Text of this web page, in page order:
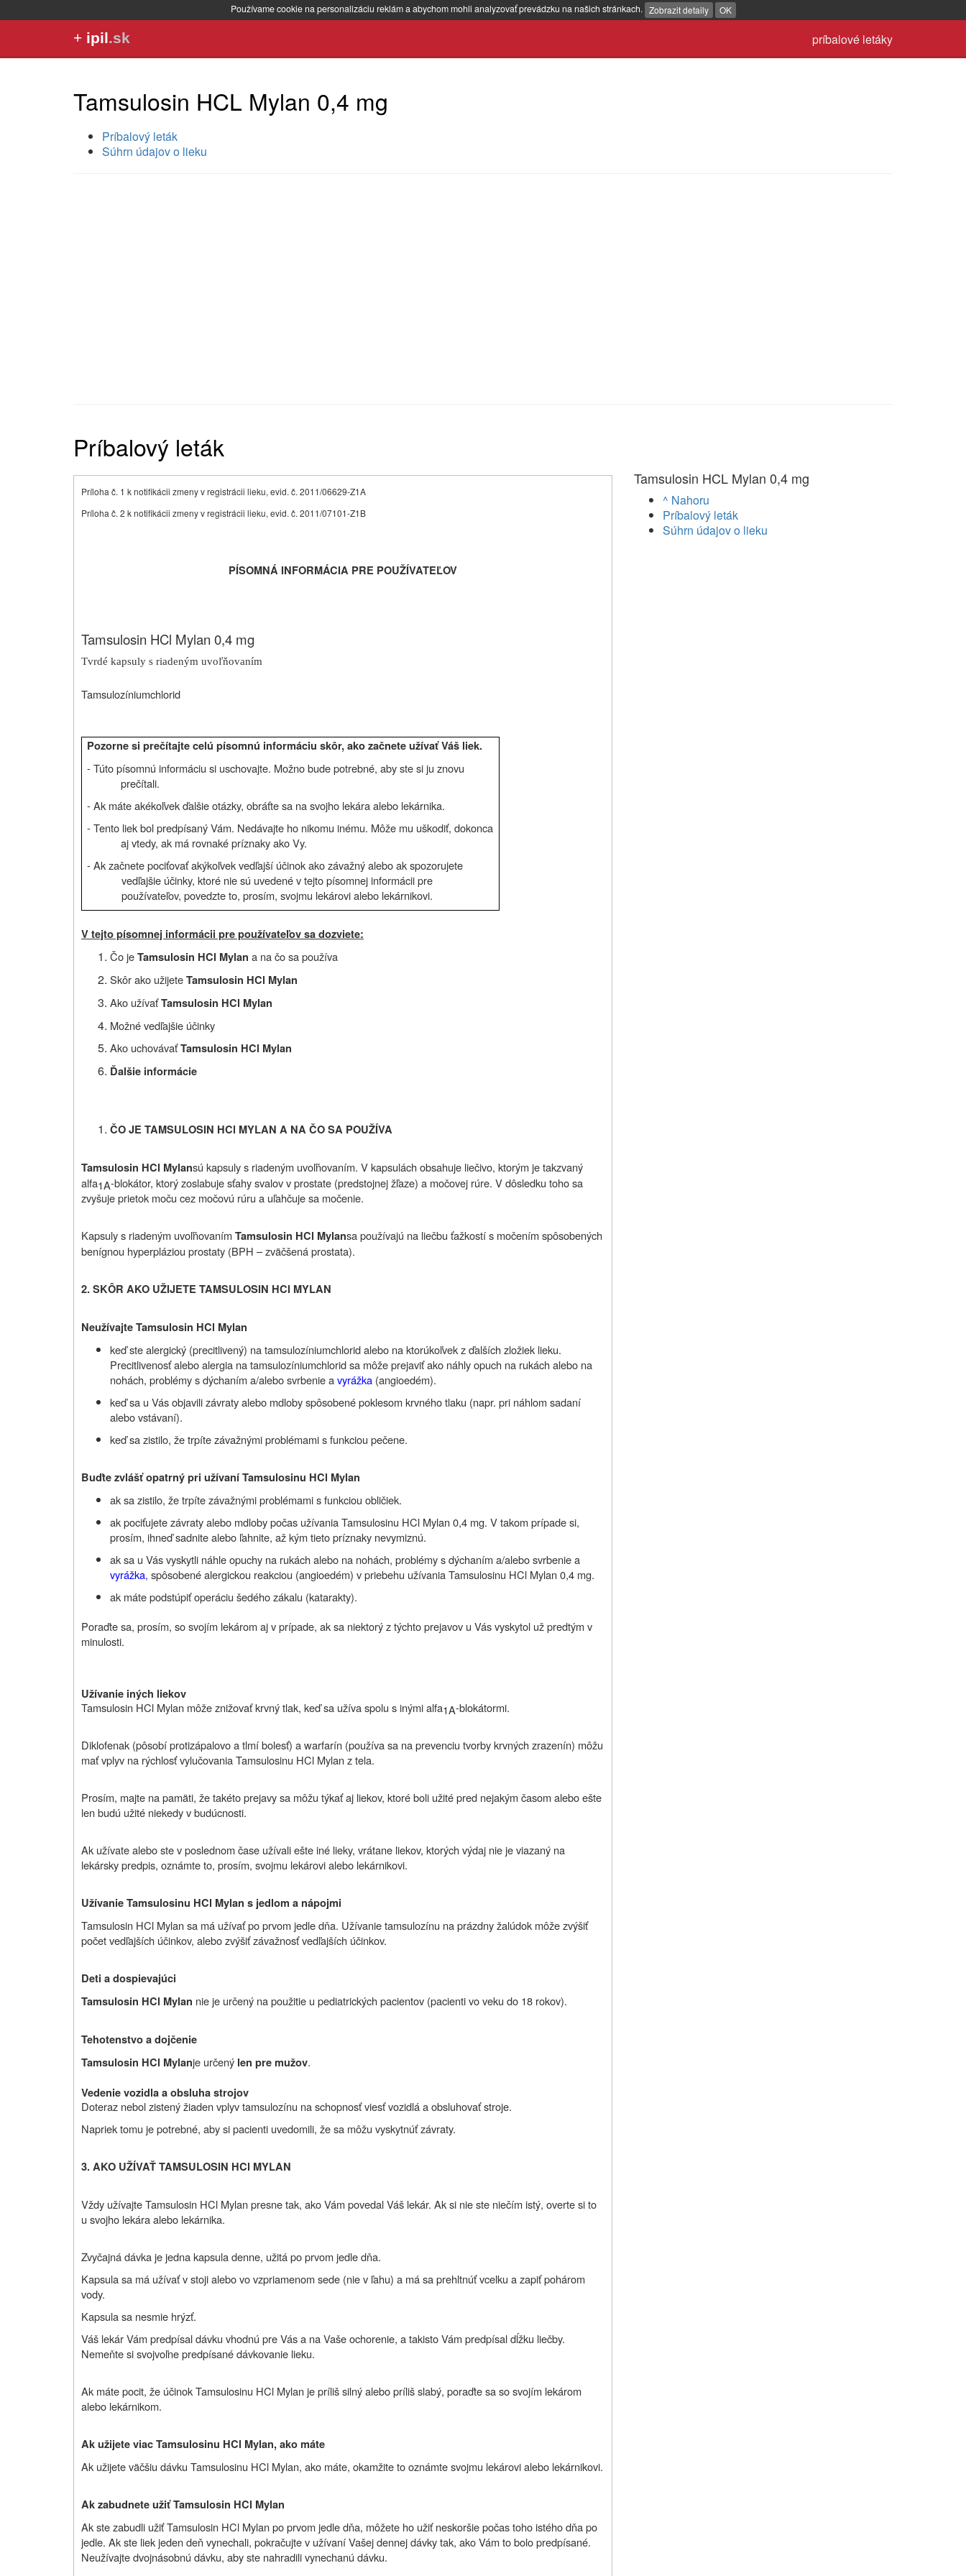
Používame cookie na personalizáciu reklám a abychom mohli analyzovať prevádzku na našich stránkach. Zobrazit detaily OK
príbalové letáky
+ ipil.sk
Tamsulosin HCL Mylan 0,4 mg
Príbalový leták
Súhrn údajov o lieku
Príbalový leták
Príloha č. 1 k notifikácii zmeny v registrácii lieku, evid. č. 2011/06629-Z1A
Príloha č. 2 k notifikácii zmeny v registrácii lieku, evid. č. 2011/07101-Z1B
PÍSOMNÁ INFORMÁCIA PRE POUŽÍVATEĽOV
Tamsulosin HCl Mylan 0,4 mg
Tvrdé kapsuly s riadeným uvoľňovaním
Tamsulozíniumchlorid
Pozorne si prečítajte celú písomnú informáciu skôr, ako začnete užívať Váš liek.
- Túto písomnú informáciu si uschovajte. Možno bude potrebné, aby ste si ju znovu
prečítali.
- Ak máte akékoľvek ďalšie otázky, obráťte sa na svojho lekára alebo lekárnika.
- Tento liek bol predpísaný Vám. Nedávajte ho nikomu inému. Môže mu uškodiť, dokonca
aj vtedy, ak má rovnaké príznaky ako Vy.
- Ak začnete pociťovať akýkoľvek vedľajší účinok ako závažný alebo ak spozorujete
vedľajšie účinky, ktoré nie sú uvedené v tejto písomnej informácii pre
používateľov, povedzte to, prosím, svojmu lekárovi alebo lekárnikovi.
V tejto písomnej informácii pre používateľov sa dozviete:
Čo jeTamsulosin HCl Mylan a na čo sa používa
Skôr ako užijeteTamsulosin HCl Mylan
Ako užívaťTamsulosin HCl Mylan
Možné vedľajšie účinky
Ako uchovávaťTamsulosin HCl Mylan
Ďalšie informácie
ČO JE TAMSULOSIN HCl MYLAN A NA ČO SA POUŽÍVA
Tamsulosin HCl Mylansú kapsuly s riadeným uvoľňovaním. V kapsulách obsahuje liečivo, ktorým je takzvaný
alfa1A-blokátor, ktorý zoslabuje sťahy svalov v prostate (predstojnej žľaze) a močovej rúre. V dôsledku toho sa
zvyšuje prietok moču cez močovú rúru a uľahčuje sa močenie.
Kapsuly s riadeným uvoľňovanímTamsulosin HCl Mylansa používajú na liečbu ťažkostí s močením spôsobených
benígnou hyperpláziou prostaty (BPH – zväčšená prostata).
2. SKÔR AKO UŽIJETE TAMSULOSIN HCl MYLAN
Neužívajte Tamsulosin HCl Mylan
keď ste alergický (precitlivený) na tamsulozíniumchlorid alebo na ktorúkoľvek z ďalších zložiek lieku.
Precitlivenosť alebo alergia na tamsulozíniumchlorid sa môže prejaviť ako náhly opuch na rukách alebo na
nohách, problémy s dýchaním a/alebo svrbenie avyrážka (angioedém).
keď sa u Vás objavili závraty alebo mdloby spôsobené poklesom krvného tlaku (napr. pri náhlom sadaní
alebo vstávaní).
keď sa zistilo, že trpíte závažnými problémami s funkciou pečene.
Buďte zvlášť opatrný pri užívaní Tamsulosinu HCl Mylan
ak sa zistilo, že trpíte závažnými problémami s funkciou obličiek.
ak pociťujete závraty alebo mdloby počas užívania Tamsulosinu HCl Mylan 0,4 mg. V takom prípade si,
prosím, ihneď sadnite alebo ľahnite, až kým tieto príznaky nevymiznú.
ak sa u Vás vyskytli náhle opuchy na rukách alebo na nohách, problémy s dýchaním a/alebo svrbenie a
vyrážka, spôsobené alergickou reakciou (angioedém) v priebehu užívania Tamsulosinu HCl Mylan 0,4 mg.
ak máte podstúpiť operáciu šedého zákalu (katarakty).
Poraďte sa, prosím, so svojím lekárom aj v prípade, ak sa niektorý z týchto prejavov u Vás vyskytol už predtým v
minulosti.
Užívanie iných liekov
Tamsulosin HCl Mylan môže znižovať krvný tlak, keď sa užíva spolu s inými alfa1A-blokátormi.
Diklofenak (pôsobí protizápalovo a tlmí bolesť) a warfarín (používa sa na prevenciu tvorby krvných zrazenín) môžu
mať vplyv na rýchlosť vylučovania Tamsulosinu HCl Mylan z tela.
Prosím, majte na pamäti, že takéto prejavy sa môžu týkať aj liekov, ktoré boli užité pred nejakým časom alebo ešte
len budú užité niekedy v budúcnosti.
Ak užívate alebo ste v poslednom čase užívali ešte iné lieky, vrátane liekov, ktorých výdaj nie je viazaný na
lekársky predpis, oznámte to, prosím, svojmu lekárovi alebo lekárnikovi.
Užívanie Tamsulosinu HCl Mylan s jedlom a nápojmi
Tamsulosin HCl Mylan sa má užívať po prvom jedle dňa. Užívanie tamsulozínu na prázdny žalúdok môže zvýšiť
počet vedľajších účinkov, alebo zvýšiť závažnosť vedľajších účinkov.
Deti a dospievajúci
Tamsulosin HCl Mylan nie je určený na použitie u pediatrických pacientov (pacienti vo veku do 18 rokov).
Tehotenstvo a dojčenie
Tamsulosin HCl Mylanje určený len pre mužov.
Vedenie vozidla a obsluha strojov
Doteraz nebol zistený žiaden vplyv tamsulozínu na schopnosť viesť vozidlá a obsluhovať stroje.
Napriek tomu je potrebné, aby si pacienti uvedomili, že sa môžu vyskytnúť závraty.
3. AKO UŽÍVAŤ TAMSULOSIN HCl MYLAN
Vždy užívajte Tamsulosin HCl Mylan presne tak, ako Vám povedal Váš lekár. Ak si nie ste niečím istý, overte si to
u svojho lekára alebo lekárnika.
Zvyčajná dávka je jedna kapsula denne, užitá po prvom jedle dňa.
Kapsula sa má užívať v stoji alebo vo vzpriamenom sede (nie v ľahu) a má sa prehltnúť vcelku a zapiť pohárom
vody.
Kapsula sa nesmie hrýzť.
Váš lekár Vám predpísal dávku vhodnú pre Vás a na Vaše ochorenie, a takisto Vám predpísal dĺžku liečby.
Nemeňte si svojvoľne predpísané dávkovanie lieku.
Ak máte pocit, že účinok Tamsulosinu HCl Mylan je príliš silný alebo príliš slabý, poraďte sa so svojím lekárom
alebo lekárnikom.
Ak užijete viac Tamsulosinu HCl Mylan, ako máte
Ak užijete väčšiu dávku Tamsulosinu HCl Mylan, ako máte, okamžite to oznámte svojmu lekárovi alebo lekárnikovi.
Ak zabudnete užiť Tamsulosin HCl Mylan
Ak ste zabudli užiť Tamsulosin HCl Mylan po prvom jedle dňa, môžete ho užiť neskoršie počas toho istého dňa po
jedle. Ak ste liek jeden deň vynechali, pokračujte v užívaní Vašej dennej dávky tak, ako Vám to bolo predpísané.
Neužívajte dvojnásobnú dávku, aby ste nahradili vynechanú dávku.
Tamsulosin HCL Mylan 0,4 mg
^ Nahoru
Príbalový leták
Súhrn údajov o lieku